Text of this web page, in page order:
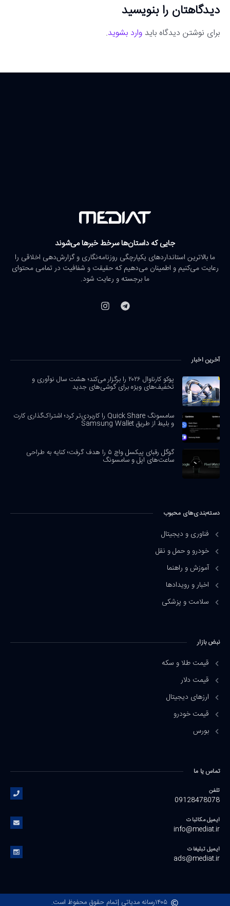
دیدگاهتان را بنویسید
برای نوشتن دیدگاه باید وارد بشوید.
جایی که داستان‌ها سرخط خبرها می‌شوند
ما بالاترین استانداردهای یکپارچگی روزنامه‌نگاری و گزارش‌دهی اخلاقی را
رعایت می‌کنیم و اطمینان می‌دهیم که حقیقت و شفافیت در تمامی محتوای
ما برجسته و رعایت شود.
آخرین اخبار
پوکو کارناوال ۲۰۲۶ را برگزار می‌کند؛ هشت سال نوآوری و
تخفیف‌های ویژه برای گوشی‌های جدید
سامسونگ Quick Share را کاربردی‌تر کرد؛ اشتراک‌گذاری کارت
و بلیط از طریق Samsung Wallet
گوگل رقبای پیکسل واچ ۵ را هدف گرفت؛ کنایه به طراحی
ساعت‌های اپل و سامسونگ
دسته‌بندی‌های محبوب
فناوری و دیجیتال
خودرو و حمل و نقل
آموزش و راهنما
اخبار و رویدادها
سلامت و پزشکی
نبض بازار
قیمت طلا و سکه
قیمت دلار
ارزهای دیجیتال
قیمت خودرو
بورس
تماس یا ما
تلفن
09128478078
ایمیل مکاتبات
info@mediat.ir
ایمیل تبلیغات
ads@mediat.ir
۱۴۰۵رسانه مدیاتی |تمام حقوق محفوظ است.